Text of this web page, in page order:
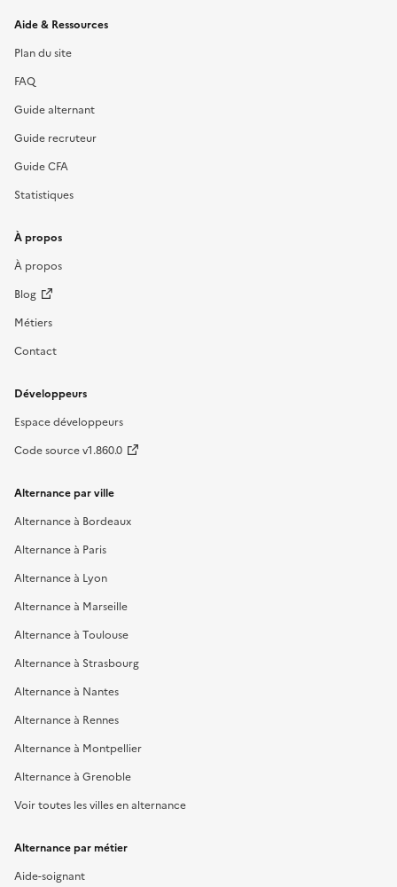
Informations et liens du site
Aide & Ressources
Plan du site
FAQ
Guide alternant
Guide recruteur
Guide CFA
Statistiques
À propos
À propos
Blog
Métiers
Contact
Développeurs
Espace développeurs
Code source v1.860.0
Alternance par ville
Alternance à Bordeaux
Alternance à Paris
Alternance à Lyon
Alternance à Marseille
Alternance à Toulouse
Alternance à Strasbourg
Alternance à Nantes
Alternance à Rennes
Alternance à Montpellier
Alternance à Grenoble
Voir toutes les villes en alternance
Alternance par métier
Aide-soignant